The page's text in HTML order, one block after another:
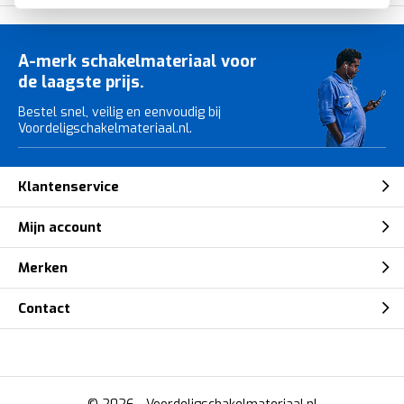
A-merk schakelmateriaal voor
de laagste prijs.
Bestel snel, veilig en eenvoudig bij
Voordeligschakelmateriaal.nl.
Klantenservice
Mijn account
Merken
Contact